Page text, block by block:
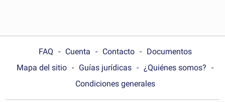
FAQ Cuenta Contacto
Documentos
Mapa del sitio
Guías jurídicas
¿Quiénes somos?
Condiciones generales